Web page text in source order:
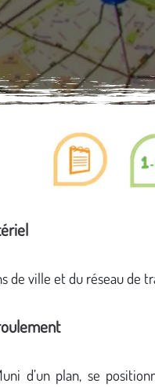
de ville et du réseau de
d’un plan, se